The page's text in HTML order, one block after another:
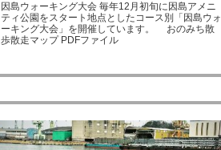
因島ウォーキング大会 毎年12月初旬に因島アメニ
ティ公園をスタート地点としたコース別「因島ウォ
ーキング大会」を開催しています。 おのみち散
歩散走マップ PDFファイル